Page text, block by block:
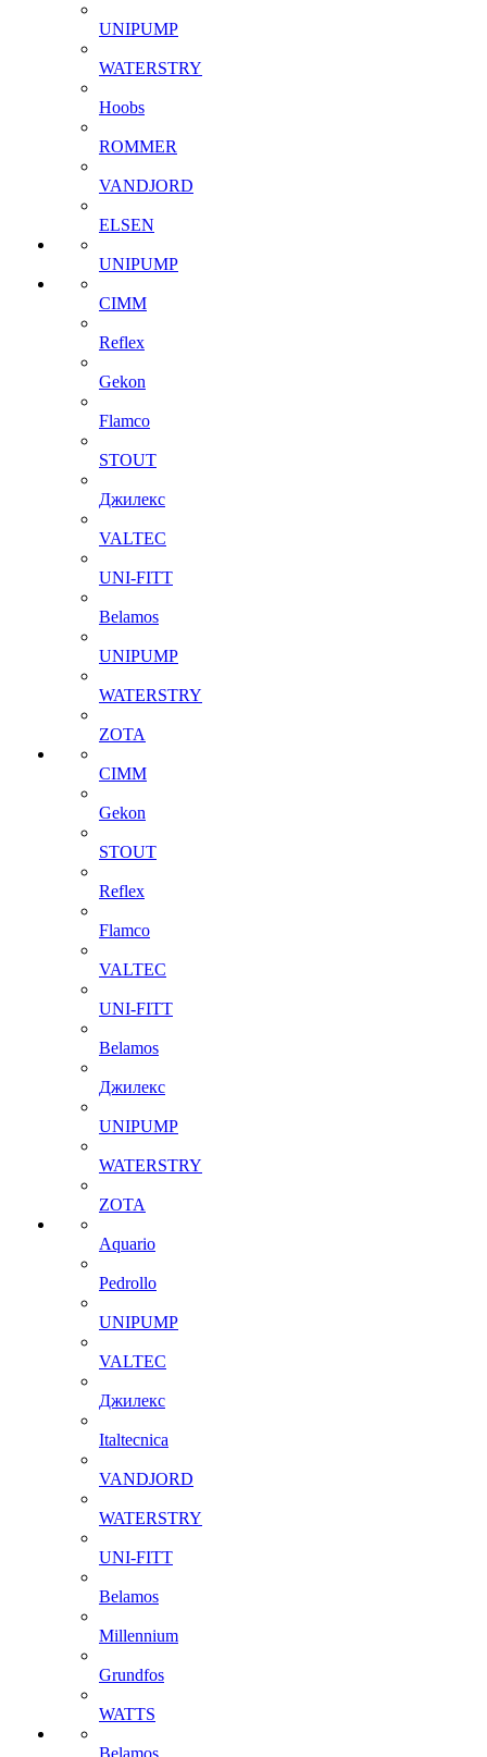
UNIPUMP
WATERSTRY
Hoobs
ROMMER
VANDJORD
ELSEN
UNIPUMP
CIMM
Reflex
Gekon
Flamco
STOUT
Джилекс
VALTEC
UNI-FITT
Belamos
UNIPUMP
WATERSTRY
ZOTA
CIMM
Gekon
STOUT
Reflex
Flamco
VALTEC
UNI-FITT
Belamos
Джилекс
UNIPUMP
WATERSTRY
ZOTA
Aquario
Pedrollo
UNIPUMP
VALTEC
Джилекс
Italtecnica
VANDJORD
WATERSTRY
UNI-FITT
Belamos
Millennium
Grundfos
WATTS
Belamos